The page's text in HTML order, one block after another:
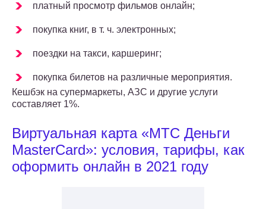
платный просмотр фильмов онлайн;
покупка книг, в т. ч. электронных;
поездки на такси, каршеринг;
покупка билетов на различные мероприятия.
Кешбэк на супермаркеты, АЗС и другие услуги
составляет 1%.
Виртуальная карта «МТС Деньги
MasterCard»: условия, тарифы, как
оформить онлайн в 2021 году